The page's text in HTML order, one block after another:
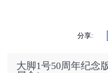
分享:
大脚1号50周年纪念